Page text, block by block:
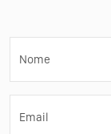
Nome
Email